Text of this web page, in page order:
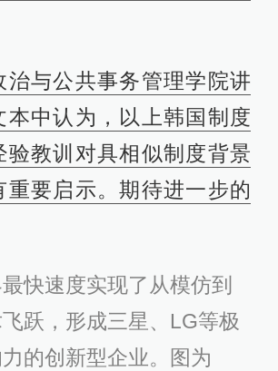
治与公共事务管理学院讲
本中认为，以上韩国制度
验教训对具相似制度背景
重要启示。期待进一步的
快速度实现了从模仿到
跃，形成三星、LG等极
的创新型企业。图为